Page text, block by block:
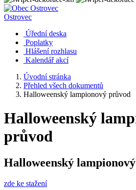
Ostrovec
Úřední deska
Poplatky
Hlášení rozhlasu
Kalendář akcí
Úvodní stránka
Přehled všech dokumentů
Halloweenský lampionový průvod
Halloweenský
průvod
Halloweenský
zde ke stažení